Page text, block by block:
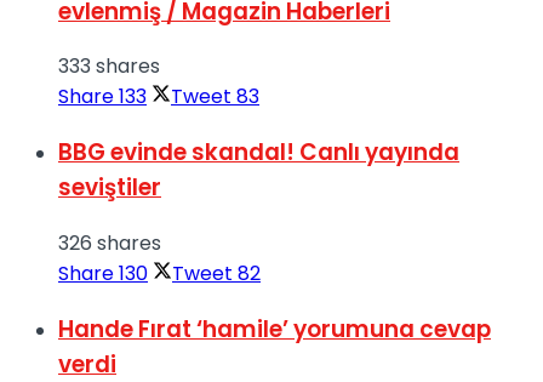
evlenmiş / Magazin Haberleri
333 shares
Share133 Tweet 83
BBG evinde skandal! Canlı yayında
seviştiler
326 shares
Share130 Tweet 82
Hande Fırat ‘hamile’ yorumuna cevap
verdi